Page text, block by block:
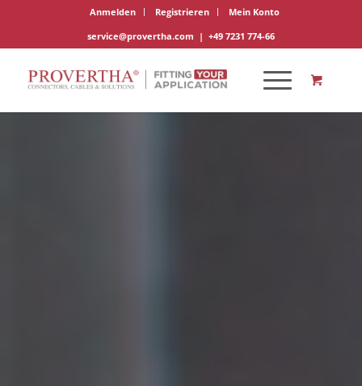
Anmelden Registrieren
Mein Konto
service@provertha.com | +49 7231 774-66